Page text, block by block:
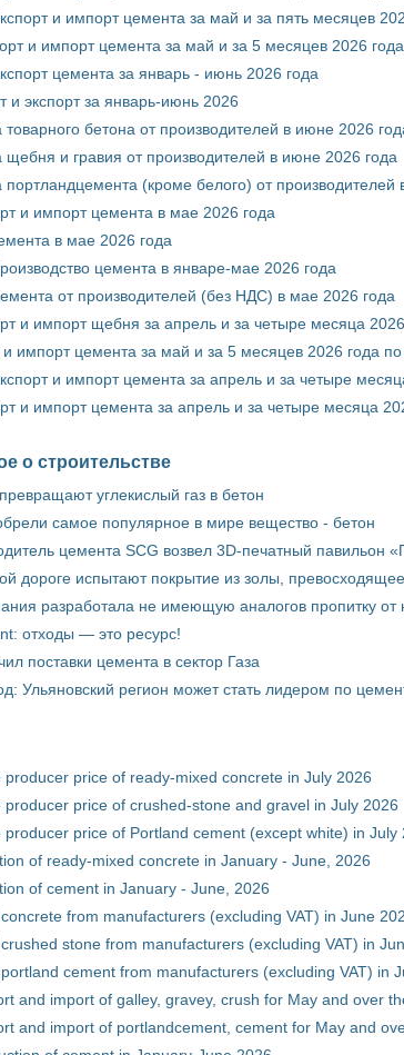
и импорт цемента за май и за пять месяцев
и импорт цемента за май и за 5 месяцев 2026
цемента за январь - июнь 2026 года
и экспорт за январь-июнь 2026
товарного бетона от производителей в июне 2026
щебня и гравия от производителей в июне 2026 года
портландцемента (кроме белого) от производителей
и импорт цемента в мае 2026 года
в мае 2026 года
цемента в январе-мае 2026 года
от производителей (без НДС) в мае 2026 года
и импорт щебня за апрель и за четыре месяца
и импорт цемента за май и за 5 месяцев 2026 года
и импорт цемента за апрель и за четыре
и импорт цемента за апрель и за четыре месяца
о строительстве
углекислый газ в бетон
самое популярное в мире вещество - бетон
цемента SCG возвел 3D-печатный павильон
дороге испытают покрытие из золы,
разработала не имеющую аналогов пропитку от
отходы — это ресурс!
поставки цемента в сектор Газа
Ульяновский регион может стать лидером по
producer price of ready-mixed concrete in July 2026
producer price of crushed-stone and gravel in July 2026
producer price of Portland cement (except white) in July
of ready-mixed concrete in January - June, 2026
of cement in January - June, 2026
from manufacturers (excluding VAT) in June
stone from manufacturers (excluding VAT) in
cement from manufacturers (excluding VAT) in
and import of galley, gravey, crush for May and over
and import of portlandcement, cement for May and